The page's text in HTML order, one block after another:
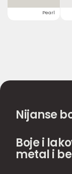
Pearl
Nijanse
Boje i
metal i